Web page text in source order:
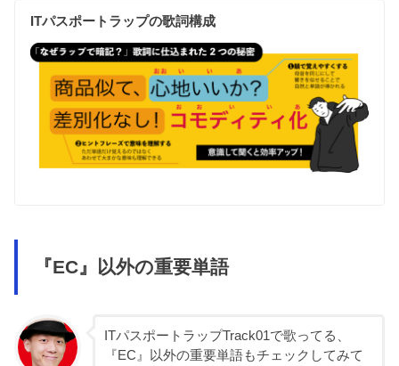
ITパスポートラップの歌詞構成
『EC』以外の重要単語
ITパスポートラップTrack01で歌ってる、
『EC』以外の重要単語もチェックしてみて